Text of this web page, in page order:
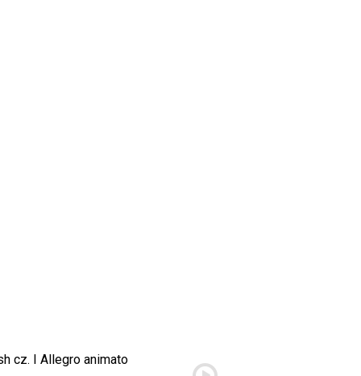
cz. I Allegro animato